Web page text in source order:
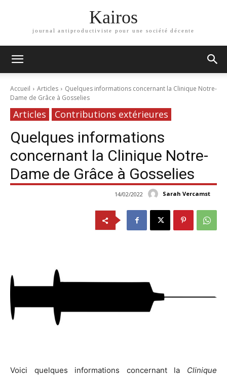
Kairos
journal antiproductiviste pour une société décente
Accueil Articles
Quelques informations concernant la Clinique Notre-
Dame de Grâce à Gosselies
Articles Contributions extérieures
Quelques informations
concernant la Clinique Notre-
Dame de Grâce à Gosselies
Sarah Vercamst
14/02/2022
Voici quelques informations concernant la Clinique